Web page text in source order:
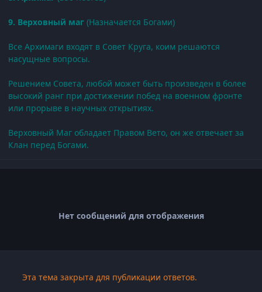
9. Верховный маг (Назначается Богами)
Все Архимаги входят в Совет Круга, коим решаются
насущные вопросы.
Решением Совета, любой может быть произведен в более
высокий ранг при достижении побед на военном фронте
или прорыве в научных открытиях.
Верховный Маг обладает Правом Вето, он же отвечает за
Клан перед Богами.
Нет сообщений для отображения
Эта тема закрыта для публикации ответов.